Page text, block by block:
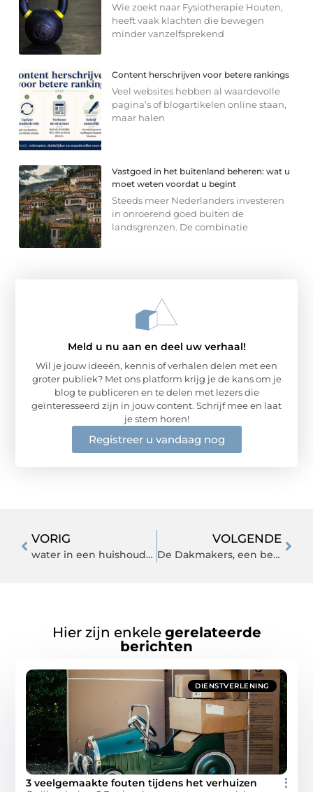
Wie zoekt naar Fysiotherapie Houten,
heeft vaak klachten die bewegen
minder vanzelfsprekend
Content herschrijven voor betere rankings
Veel websites hebben al waardevolle
pagina’s of blogartikelen online staan,
maar halen
Vastgoed in het buitenland beheren: wat u
moet weten voordat u begint
Steeds meer Nederlanders investeren
in onroerend goed buiten de
landsgrenzen. De combinatie
Meld u nu aan en deel uw verhaal!
Wil je jouw ideeën, kennis of verhalen delen met een
groter publiek? Met ons platform krijg je de kans om je
blog te publiceren en te delen met lezers die
geïnteresseerd zijn in jouw content. Schrijf mee en laat
je stem horen!
Registreer u vandaag nog
VORIG
water in een huishouden beheren
VOLGENDE
De Dakmakers, een betrouwbaar en ervaren dakbedekkingsbedrijf
Hier zijn enkele gerelateerde
berichten
DIENSTVERLENING
3 veelgemaakte fouten tijdens het verhuizen